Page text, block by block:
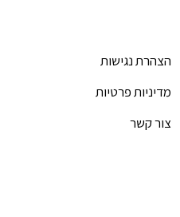
הצהרת נגישות
מדיניות פרטיות
צור קשר